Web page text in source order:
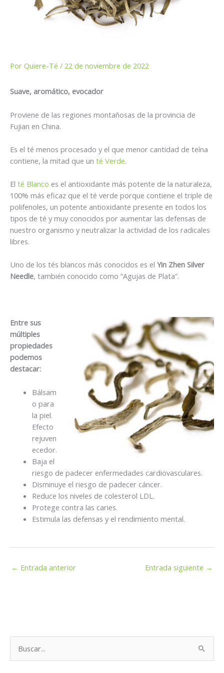
Por Quiere-Té / 22 de noviembre de 2022
Suave, aromático, evocador
Proviene de las regiones montañosas de la provincia de
Fujian en China.
Es el té menos procesado y el que menor cantidad de teína
contiene, la mitad que un té Verde.
El té Blanco es el antioxidante más potente de la naturaleza,
100% más eficaz que el té verde porque contiene el triple de
polifenoles, un potente antioxidante presente en todos los
tipos de té y muy conocidos por aumentar las defensas de
nuestro organismo y neutralizar la actividad de los radicales
libres.
Uno de los tés blancos más conocidos es el Yin Zhen Silver
Needle, también conocido como “Agujas de Plata”.
Entre sus
múltiples
propiedades
podemos
destacar:
Bálsam
o para
la piel.
Efecto
rejuven
ecedor.
Baja el
riesgo de padecer enfermedades cardiovasculares.
Disminuye el riesgo de padecer cáncer.
Reduce los niveles de colesterol LDL.
Protege contra las caries.
Estimula las defensas y el rendimiento mental.
← Entrada anterior Entrada siguiente →
u